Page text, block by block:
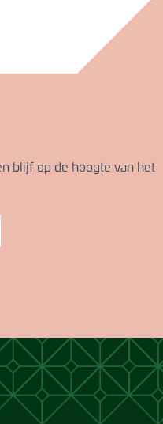
blijf op de hoogte van het